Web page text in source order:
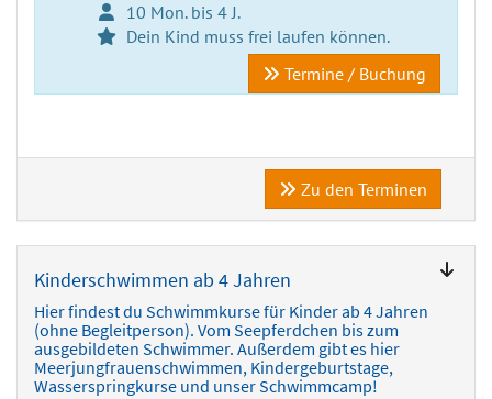
10 Mon. bis 4 J.
Dein Kind muss frei laufen können.
Termine / Buchung
Zu den Terminen
Kinderschwimmen ab 4 Jahren
Hier findest du Schwimmkurse für Kinder ab 4 Jahren
(ohne Begleitperson). Vom Seepferdchen bis zum
ausgebildeten Schwimmer. Außerdem gibt es hier
Meerjungfrauenschwimmen, Kindergeburtstage,
Wasserspringkurse und unser Schwimmcamp!